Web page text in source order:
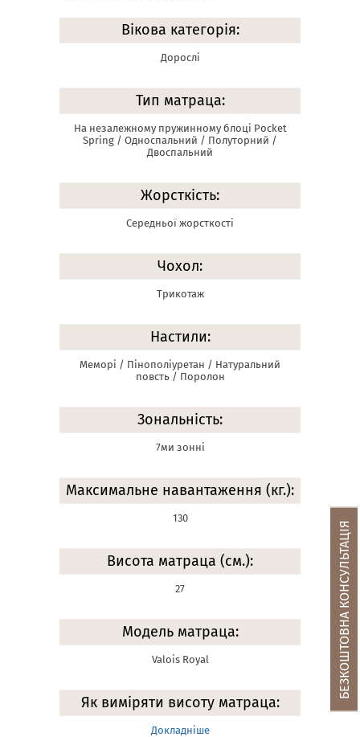
Вікова категорія:
Дорослі
Тип матраца:
На незалежному пружинному блоці Pocket
Spring / Односпальний / Полуторний /
Двоспальний
Жорсткість:
Середньої жорсткості
Чохол:
Трикотаж
Настили:
Меморі / Пінополіуретан / Натуральний
повсть / Поролон
Зональність:
7ми зонні
Максимальне навантаження (кг.):
130
Висота матраца (см.):
27
Модель матраца:
Valois Royal
Як виміряти висоту матраца:
Докладніше
БЕЗКОШТОВНА КОНСУЛЬТАЦІЯ